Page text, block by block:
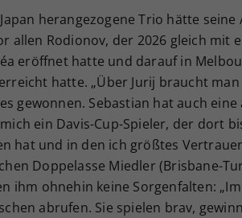
herangezogene Trio hätte
allen Rodionov, der 2026 gleich mit
eröffnet hatte und darauf in
hatte. „Über Jurij braucht
gewonnen. Sebastian hat auch
ein Davis-Cup-Spieler, der dort
hat und in den ich größtes
Doppelasse Miedler (Brisbane-
ihm ohnehin keine Sorgenfalten:
abrufen. Sie spielen brav,